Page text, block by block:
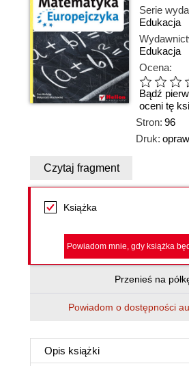
Serie
Edukacja
Edukacja
Ocena:
Bądź
oceni tę
Stron: 96
Druk:
Czytaj fragment
Książka
Powiadom mnie, gdy książka
Przenieś na
Powiadom o dostępności
Opis książki